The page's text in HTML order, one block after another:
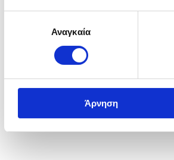
συγκατάθεσηςΑναγκαία
Άρνηση